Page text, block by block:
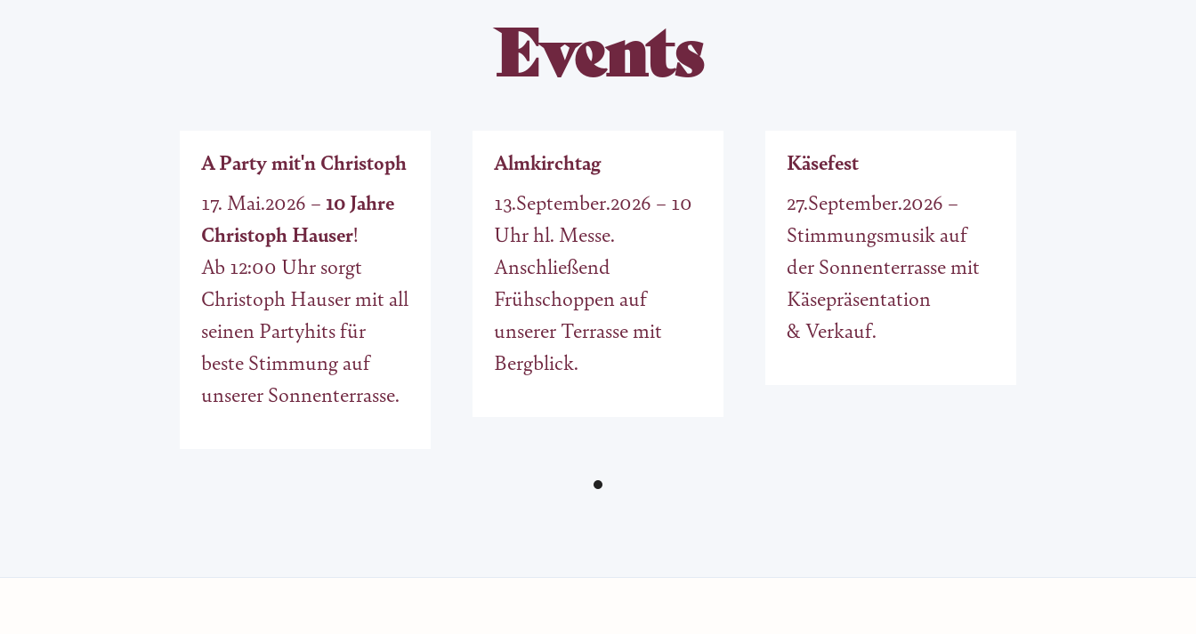
Events
A Party mit'n Christoph
17. Mai.2026 – 10 Jahre
Christoph Hauser!
Ab 12:00 Uhr sorgt
Christoph Hauser mit all
seinen Partyhits für
beste Stimmung auf
unserer Sonnenterrasse.
Almkirchtag
13.September.2026 – 10
Uhr hl. Messe.
Anschließend
Frühschoppen auf
unserer Terrasse mit
Bergblick.
Käsefest
27.September.2026 –
Stimmungsmusik auf
der Sonnenterrasse mit
Käsepräsentation
& Verkauf.